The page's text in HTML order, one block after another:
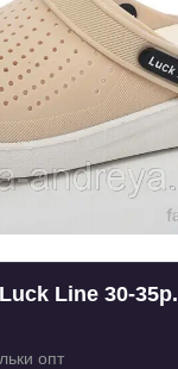
Line 30-35р.
опт